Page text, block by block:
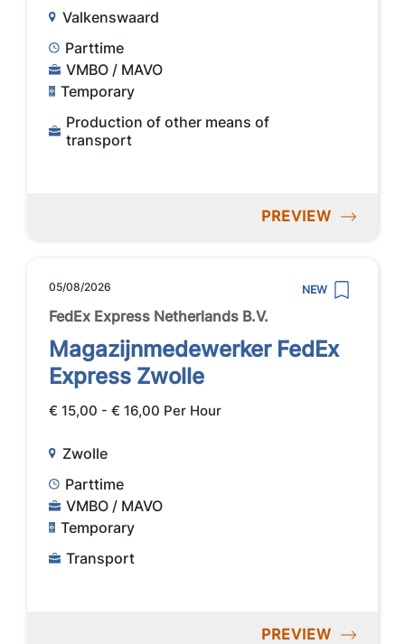
Valkenswaard
Parttime
VMBO / MAVO
Temporary
Production of other means of
transport
PREVIEW
05/08/2026 NEW
FedEx Express Netherlands B.V.
Magazijnmedewerker FedEx
Express Zwolle
€ 15,00 - € 16,00 Per Hour
Zwolle
Parttime
VMBO / MAVO
Temporary
Transport
PREVIEW